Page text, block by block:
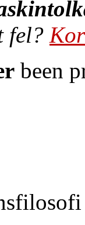
fel?
been